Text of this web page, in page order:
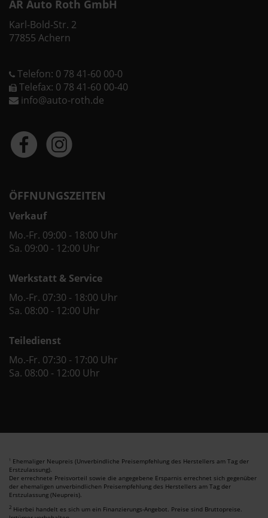
AR Auto Roth GmbH
Karl-Bold-Str. 2
77855 Achern
Telefon: 0 78 41-60 00-0
Telefax: 0 78 41-60 00-40
info@auto-roth.de
ÖFFNUNGSZEITEN
Verkauf
Mo.-Fr. 09:00 - 18:00 Uhr
Sa. 09:00 - 12:00 Uhr
Werkstatt & Service
Mo.-Fr. 07:30 - 18:00 Uhr
Sa. 08:00 - 12:00 Uhr
Teiledienst
Mo.-Fr. 07:30 - 17:00 Uhr
Sa. 08:00 - 12:00 Uhr
1 Ehemaliger Neupreis (Unverbindliche Preisempfehlung des Herstellers am Tag der
Erstzulassung).
Der errechnete Preisvorteil sowie die angegebene Ersparnis errechnet sich gegenüber
der ehemaligen unverbindlichen Preisempfehlung des Herstellers am Tag der
Erstzulassung (Neupreis).
2 Hierbei handelt es sich um ein Finanzierungs-Angebot. Preise sind Bruttopreise.